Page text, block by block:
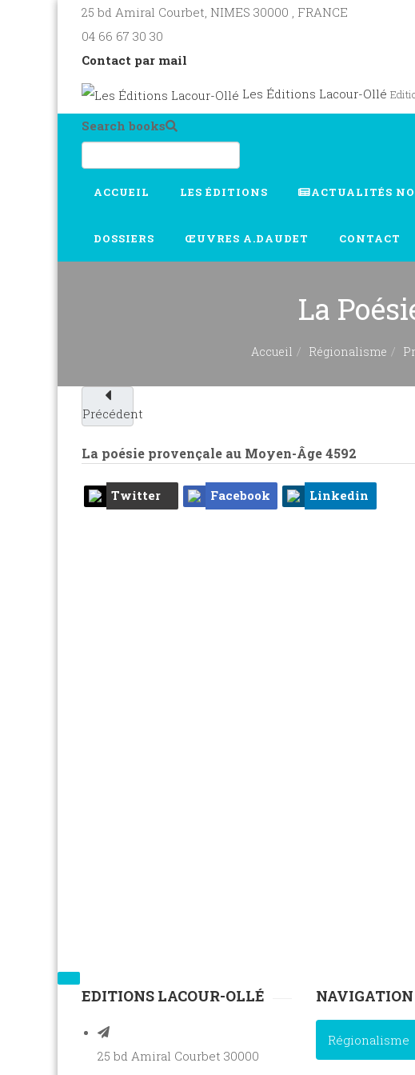
25 bd Amiral Courbet, NIMES 30000 , FRANCE
04 66 67 30 30
Contact par mail
Les Éditions Lacour-Ollé
Search books
ACCUEIL LES ÉDITIONS ACTUALITÉS
DOSSIERS ŒUVRES A.DAUDET CONTACT
La
Accueil Régionalisme
Précédent
La poésie provençale au Moyen-Âge4592
Twitter Facebook Linkedin
EDITIONS LACOUR-OLLÉ
25 bd Amiral Courbet 30000
Régionalisme